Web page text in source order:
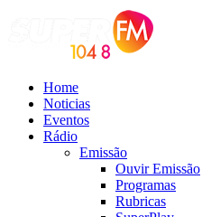
Home
Noticias
Eventos
Rádio
Emissão
Ouvir Emissão
Programas
Rubricas